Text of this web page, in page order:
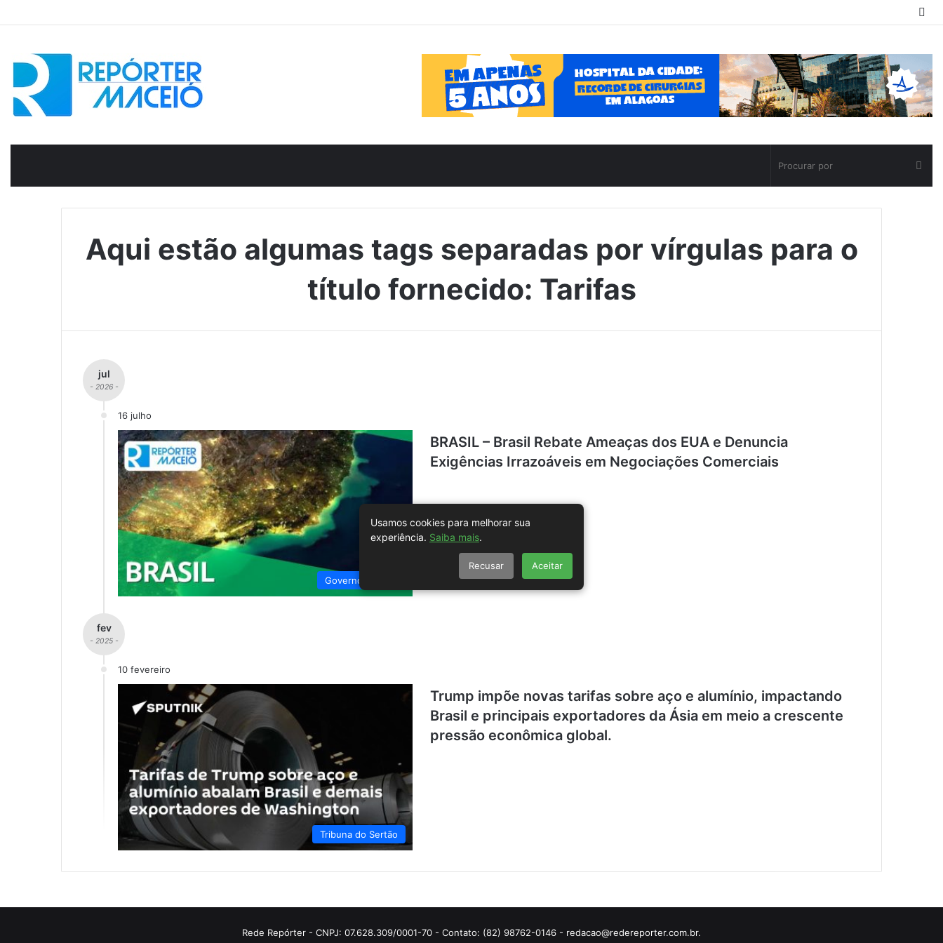
Aqui estão algumas tags separadas por vírgulas para o
título fornecido: Tarifas
jul
- 2026 -
16 julho
Governo Federal
BRASIL – Brasil Rebate Ameaças dos EUA e Denuncia
Exigências Irrazoáveis em Negociações Comerciais
fev
- 2025 -
10 fevereiro
Tribuna do Sertão
Trump impõe novas tarifas sobre aço e alumínio, impactando
Brasil e principais exportadores da Ásia em meio a crescente
pressão econômica global.
Rede Repórter - CNPJ: 07.628.309/0001-70 - Contato: (82) 98762-0146 - redacao@redereporter.com.br.
Usamos cookies para melhorar sua
experiência. Saiba mais
Recusar Aceitar